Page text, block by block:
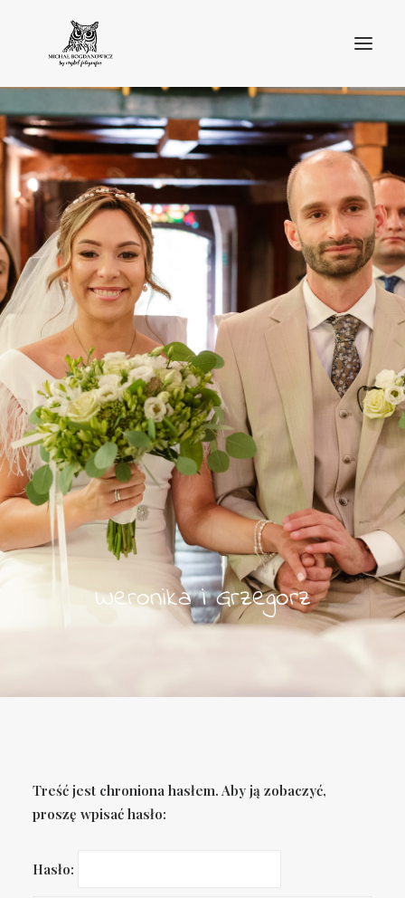
O MNIE
BLOG
PORTFOLIO
STREFA KLIENTA
OFERTA
KONTAKT
Weronika i Grzegorz
Treść jest chroniona hasłem. Aby ją zobaczyć,
proszę wpisać hasło:
Hasło: